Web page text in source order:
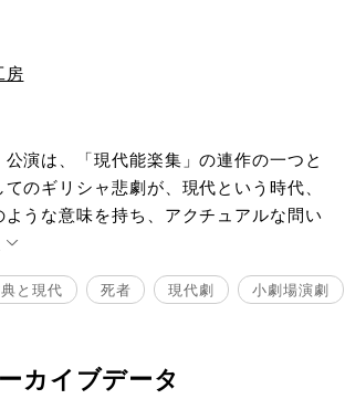
房
公演は、「現代能楽集」の連作の一つと
のギリシャ悲劇が、現代という時代、
うな意味を持ち、アクチュアルな問い
と現代 死者 現代劇 小劇場演劇
カイブデータ